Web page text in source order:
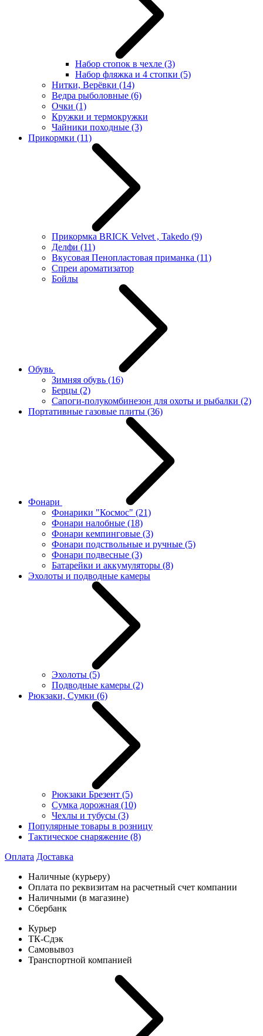
Набор стопок в чехле (3)
Набор фляжка и 4 стопки (5)
Нитки, Верёвки (14)
Ведра рыболовные (6)
Очки (1)
Кружки и термокружки
Чайники походные (3)
Прикормки (11)
Прикормка BRICK Velvet , Takedo (9)
Делфи (11)
Вкусовая Пенопластовая приманка (11)
Спреи ароматизатор
Бойлы
Обувь
Зимняя обувь (16)
Берцы (2)
Сапоги-полукомбинезон для охоты и рыбалки (2)
Портативные газовые плиты (36)
Фонари
Фонарики "Космос" (21)
Фонари налобные (18)
Фонари кемпинговые (3)
Фонари подствольные и ручные (5)
Фонари подвесные (3)
Батарейки и аккумуляторы (8)
Эхолоты и подводные камеры
Эхолоты (5)
Подводные камеры (2)
Рюкзаки, Сумки (6)
Рюкзаки Брезент (5)
Сумка дорожная (10)
Чехлы и тубусы (3)
Популярные товары в розницу
Тактическое снаряжение (8)
Оплата Доставка
Наличные (курьеру)
Оплата по реквизитам на расчетный счет компании
Наличными (в магазине)
Сбербанк
Курьер
ТК-Сдэк
Самовывоз
Транспортной компанией